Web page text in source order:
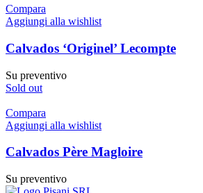
Compara
Aggiungi alla wishlist
Calvados ‘Originel’ Lecompte
Su preventivo
Sold out
Compara
Aggiungi alla wishlist
Calvados Père Magloire
Su preventivo